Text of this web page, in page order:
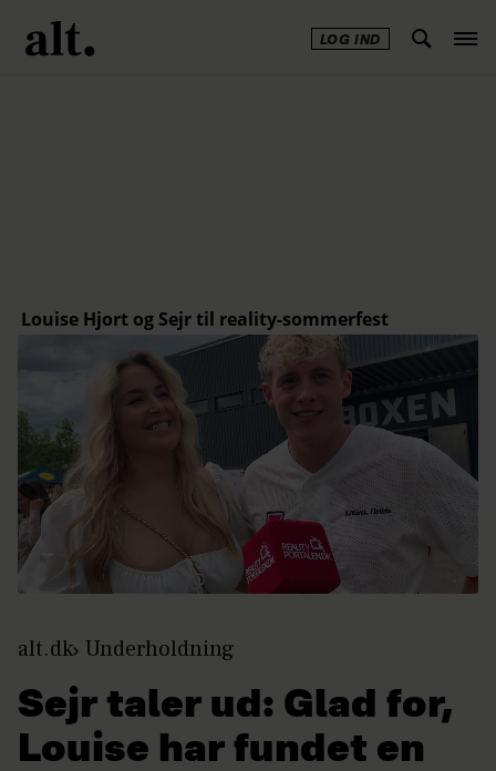
LOG IND
alt.dk Underholdning
Sejr taler ud: Glad for,
Louise har fundet en